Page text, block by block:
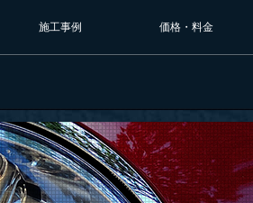
施工事例 価格・料金